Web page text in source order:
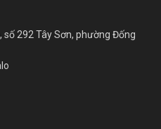
số 292 Tây Sơn, phường Đống